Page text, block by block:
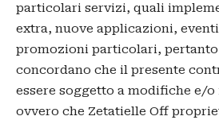
particolari servizi, quali
extra, nuove applicazioni,
promozioni particolari,
concordano che il presente
essere soggetto a modifiche e/
ovvero che Zetatielle Off